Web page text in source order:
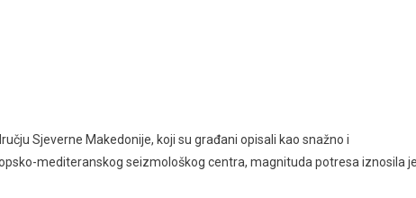
Sjeverne Makedonije, koji su građani opisali kao snažno i
mediteranskog seizmološkog centra, magnituda potresa iznosila je